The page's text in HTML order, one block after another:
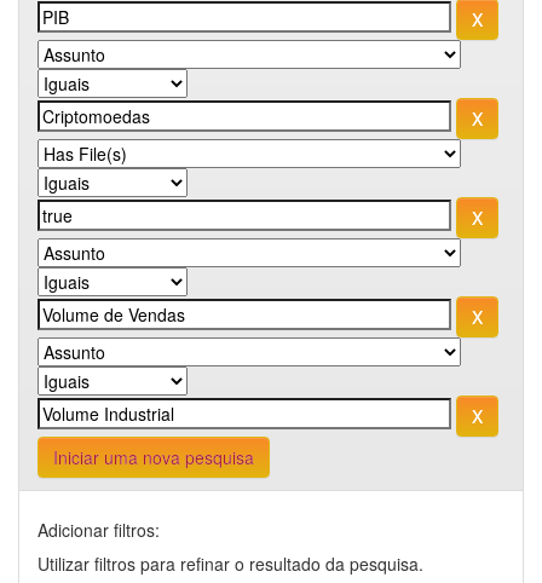
Iniciar uma nova pesquisa
Adicionar filtros:
Utilizar filtros para refinar o resultado da pesquisa.